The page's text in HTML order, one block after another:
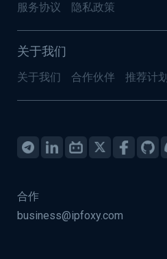
服务协议 隐私政策
关于我们
关于我们 合作伙伴 推荐计划
合作
business@ipfoxy.com